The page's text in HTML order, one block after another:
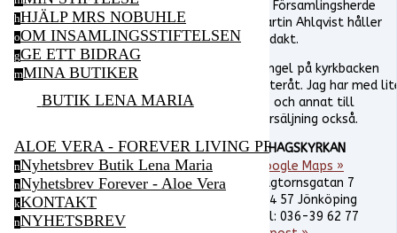
hHJÄLP MRS NOBUHLE
oOM INSAMLINGSSTIFTELSEN
gGE ETT BIDRAG
mMINA BUTIKER
BUTIK LENA MARIA
ALOE VERA - FOREVER LIVING PRODUCTS
nNyhetsbrev Butik Lena Maria
nNyhetsbrev Forever - Aloe Vera
kKONTAKT
nNYHETSBREV
år! Församlingsherde
Martin Ahlqvist håller
andakt.
Mingel på kyrkbacken
efteråt. Jag har med
CD och annat till
försäljning också.
EKHAGSKYRKAN
Google Maps »
Hagtornsgatan 7
554 57 Jönköping
Tel: 036-39 62 77